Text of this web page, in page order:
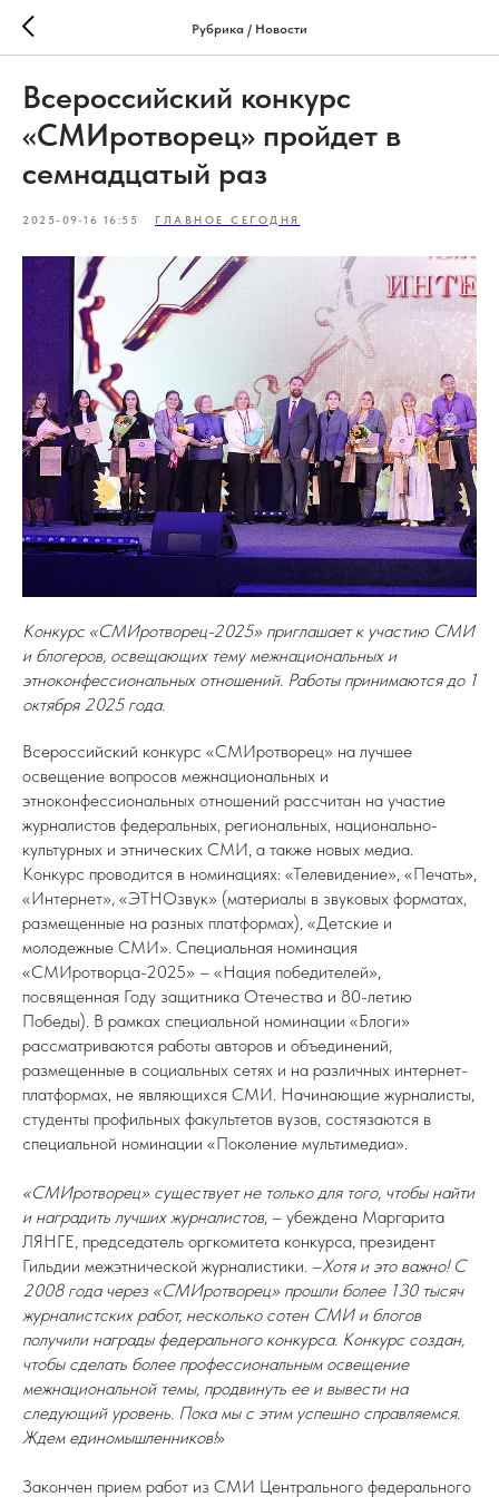
Рубрика / Новости
Всероссийский конкурс
«СМИротворец» пройдет в
семнадцатый раз
2025-09-16 16:55 ГЛАВНОЕ СЕГОДНЯ
Конкурс «СМИротворец-2025» приглашает к участию СМИ
и блогеров, освещающих тему межнациональных и
этноконфессиональных отношений. Работы принимаются до 1
октября 2025 года.
Всероссийский конкурс «СМИротворец» на лучшее
освещение вопросов межнациональных и
этноконфессиональных отношений рассчитан на участие
журналистов федеральных, региональных, национально-
культурных и этнических СМИ, а также новых медиа.
Конкурс проводится в номинациях: «Телевидение», «Печать»,
«Интернет», «ЭТНОзвук» (материалы в звуковых форматах,
размещенные на разных платформах), «Детские и
молодежные СМИ». Специальная номинация
«СМИротворца-2025» – «Нация победителей»,
посвященная Году защитника Отечества и 80-летию
Победы). В рамках специальной номинации «Блоги»
рассматриваются работы авторов и объединений,
размещенные в социальных сетях и на различных интернет-
платформах, не являющихся СМИ. Начинающие журналисты,
студенты профильных факультетов вузов, состязаются в
специальной номинации «Поколение мультимедиа».
«СМИротворец» существует не только для того, чтобы найти
и наградить лучших журналистов, – убеждена Маргарита
ЛЯНГЕ, председатель оргкомитета конкурса, президент
Гильдии межэтнической журналистики. –Хотя и это важно! С
2008 года через «СМИротворец» прошли более 130 тысяч
журналистских работ, несколько сотен СМИ и блогов
получили награды федерального конкурса. Конкурс создан,
чтобы сделать более профессиональным освещение
межнациональной темы, продвинуть ее и вывести на
следующий уровень. Пока мы с этим успешно справляемся.
Ждем единомышленников!»
Закончен прием работ из СМИ Центрального федерального